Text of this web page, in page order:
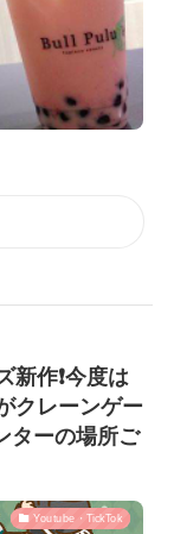
作❗️今度は
クレーンゲー
ターの場所ご
Youtube・TickTok